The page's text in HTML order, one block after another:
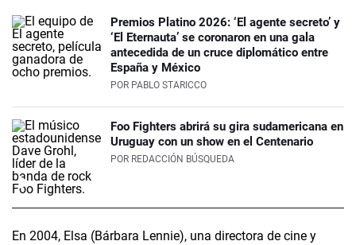
Premios Platino 2026: ‘El agente secreto’ y
‘El Eternauta’ se coronaron en una gala
antecedida de un cruce diplomático entre
España y México
POR PABLO STARICCO
Foo Fighters abrirá su gira sudamericana en
Uruguay con un show en el Centenario
POR REDACCIÓN BÚSQUEDA
En 2004, Elsa (Bárbara Lennie), una directora de cine y